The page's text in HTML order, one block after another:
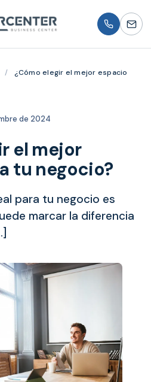
/
¿Cómo elegir el mejor espacio
de 2024
el mejor
tu negocio?
para tu negocio es
marcar la diferencia